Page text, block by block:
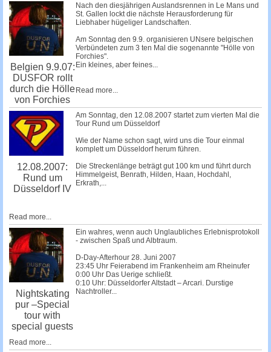
Belgien 9.9.07:
DUSFOR rollt
durch die Hölle
von Forchies
Nach den diesjährigen Auslandsrennen in Le Mans und
St. Gallen lockt die nächste Herausforderung für
Liebhaber hügeliger Landschaften.
Am Sonntag den 9.9. organisieren UNsere belgischen
Verbündeten zum 3 ten Mal die sogenannte "Hölle von
Forchies".
Ein kleines, aber feines...
Read more...
12.08.2007:
Rund um
Düsseldorf IV
Am Sonntag, den 12.08.2007 startet zum vierten Mal die
Tour Rund um Düsseldorf
Wie der Name schon sagt, wird uns die Tour einmal
komplett um Düsseldorf herum führen.
Die Streckenlänge beträgt gut 100 km und führt durch
Himmelgeist, Benrath, Hilden, Haan, Hochdahl,
Erkrath,...
Read more...
Nightskating
pur –Special
tour with
special guests
Ein wahres, wenn auch Unglaubliches Erlebnisprotokoll
- zwischen Spaß und Albtraum.
D-Day-Afterhour 28. Juni 2007
23:45 Uhr Feierabend im Frankenheim am Rheinufer
0:00 Uhr Das Uerige schließt.
0:10 Uhr: Düsseldorfer Altstadt – Arcari. Durstige
Nachtroller...
Read more...